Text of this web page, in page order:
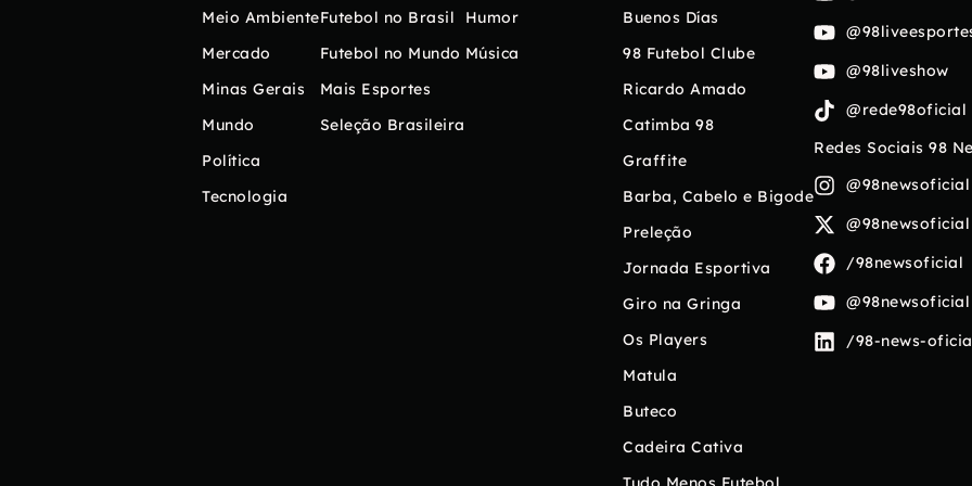
Meio Ambiente
Mercado
Minas Gerais
Mundo
Política
Tecnologia
Futebol no Brasil
Futebol no Mundo
Mais Esportes
Seleção Brasileira
Humor
Música
Buenos Días
98 Futebol Clube
Ricardo Amado
Catimba 98
Graffite
Barba, Cabelo e Bigode
Preleção
Jornada Esportiva
Giro na Gringa
Os Players
Matula
Buteco
Cadeira Cativa
@98liveshow
@rede98oficial
Redes Sociais 98
@98newsoficial
@98newsoficial
/98newsoficial
@98newsoficial
/98-news-